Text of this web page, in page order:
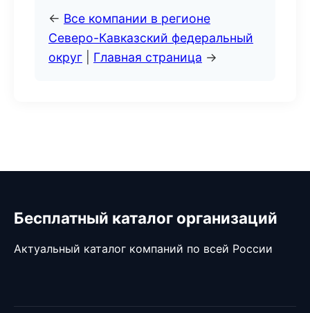
← Все компании в регионе
Северо-Кавказский федеральный
округ
Главная страница →
Бесплатный каталог организаций
Актуальный каталог компаний по всей России